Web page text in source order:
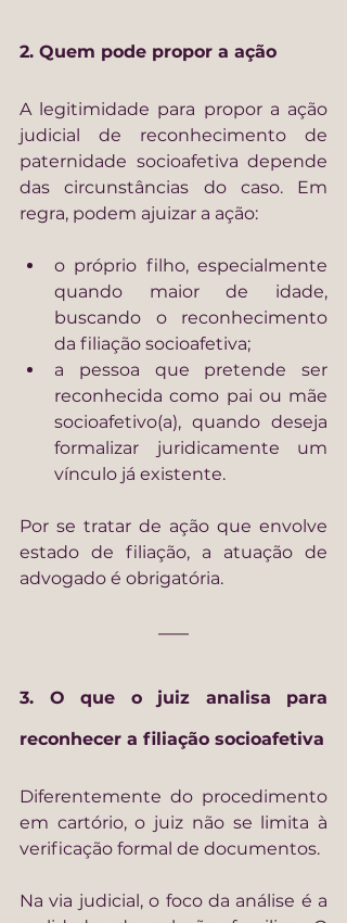
2. Quem pode propor a ação
A legitimidade para propor a ação
judicial de reconhecimento de
paternidade socioafetiva depende
das circunstâncias do caso. Em
regra, podem ajuizar a ação:
o próprio filho, especialmente
quando maior de idade,
buscando o reconhecimento
da filiação socioafetiva;
a pessoa que pretende ser
reconhecida como pai ou mãe
socioafetivo(a), quando deseja
formalizar juridicamente um
vínculo já existente.
Por se tratar de ação que envolve
estado de filiação, a atuação de
advogado é obrigatória.
3. O que o juiz analisa para
reconhecer a filiação socioafetiva
Diferentemente do procedimento
em cartório, o juiz não se limita à
verificação formal de documentos.
Na via judicial, o foco da análise é a